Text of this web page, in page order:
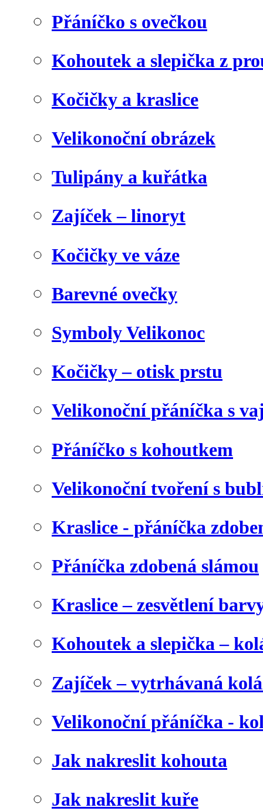
Přáníčko s ovečkou
Kohoutek a slepička z
Kočičky a kraslice
Velikonoční obrázek
Tulipány a kuřátka
Zajíček – linoryt
Kočičky ve váze
Barevné ovečky
Symboly Velikonoc
Kočičky – otisk prstu
Velikonoční přáníčka s
Přáníčko s kohoutkem
Velikonoční tvoření s
Kraslice - přáníčka
Přáníčka zdobená slámou
Kraslice – zesvětlení
Kohoutek a slepička –
Zajíček – vytrhávaná
Velikonoční přáníčka -
Jak nakreslit kohouta
Jak nakreslit kuře